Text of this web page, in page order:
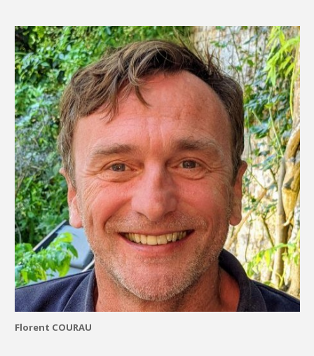
Florent COURAU